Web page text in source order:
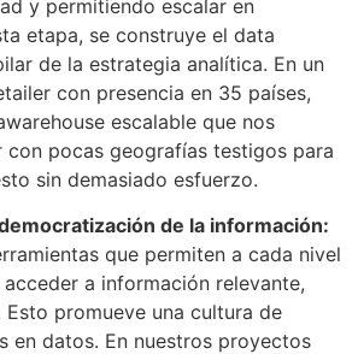
y permitiendo escalar en
etapa, se construye el data
de la estrategia analítica. En un
con presencia en 35 países,
escalable que nos
con pocas geografías testigos para
sin demasiado esfuerzo.
de la información:
que permiten a cada nivel
a información relevante,
promueve una cultura de
en datos. En nuestros proyectos